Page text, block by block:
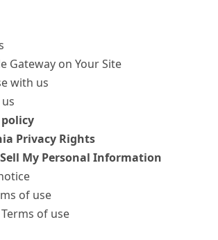
Gateway on Your Site
with us
Privacy Rights
My Personal Information
of use
of use